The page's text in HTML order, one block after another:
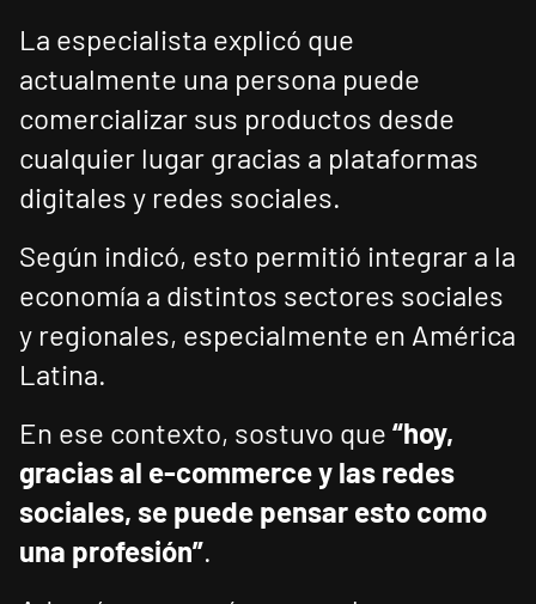
La especialista explicó que
actualmente una persona puede
comercializar sus productos desde
cualquier lugar gracias a plataformas
digitales y redes sociales.
Según indicó, esto permitió integrar a la
economía a distintos sectores sociales
y regionales, especialmente en América
Latina.
En ese contexto, sostuvo que “hoy,
gracias al e-commerce y las redes
sociales, se puede pensar esto como
una profesión”.